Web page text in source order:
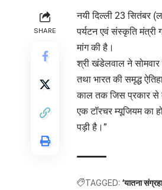
SHARE
नयी दिल्ली 23 सितंबर
पर्यटन एवं संस्कृति मंत्री
मांग की है।
श्री खंडेलवाल ने
तथा भारत की समृद्ध
काल तक जिस प्रकार से
एक टॉरचर म्यूजियम का
पड़ी है।”
TAGGED: ‘यातना